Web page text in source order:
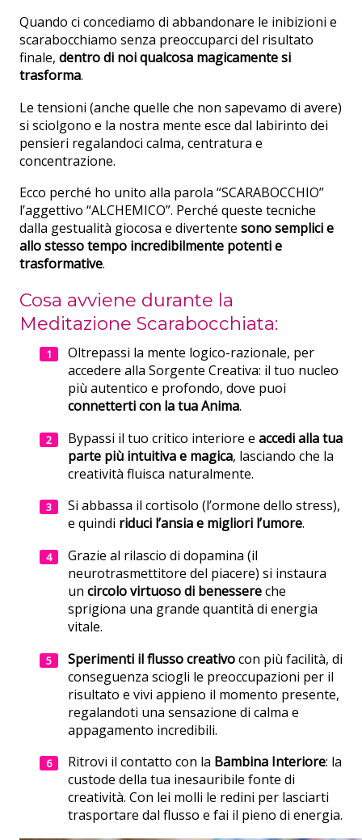
Quando ci concediamo di abbandonare le inibizioni e
scarabocchiamo senza preoccuparci del risultato
finale, dentro di noi qualcosa magicamente si
trasforma.
Le tensioni (anche quelle che non sapevamo di avere)
si sciolgono e la nostra mente esce dal labirinto dei
pensieri regalandoci calma, centratura e
concentrazione.
Ecco perché ho unito alla parola “SCARABOCCHIO”
l’aggettivo “ALCHEMICO”. Perché queste tecniche
dalla gestualità giocosa e divertente sono semplici e
allo stesso tempo incredibilmente potenti e
trasformative.
Cosa avviene durante la
Meditazione Scarabocchiata:
Oltrepassi la mente logico-razionale, per
accedere alla Sorgente Creativa: il tuo nucleo
più autentico e profondo, dove puoi
connetterti con la tua Anima.
Bypassi il tuo critico interiore e accedi alla tua
parte più intuitiva e magica, lasciando che la
creatività fluisca naturalmente.
Si abbassa il cortisolo (l’ormone dello stress),
e quindi riduci l’ansia e migliori l’umore.
Grazie al rilascio di dopamina (il
neurotrasmettitore del piacere) si instaura
un circolo virtuoso di benessereche
sprigiona una grande quantità di energia
vitale.
Sperimenti il flusso creativocon più facilità, di
conseguenza sciogli le preoccupazioni per il
risultato e vivi appieno il momento presente,
regalandoti una sensazione di calma e
appagamento incredibili.
Ritrovi il contatto con la Bambina Interiore: la
custode della tua inesauribile fonte di
creatività. Con lei molli le redini per lasciarti
trasportare dal flusso e fai il pieno di energia.